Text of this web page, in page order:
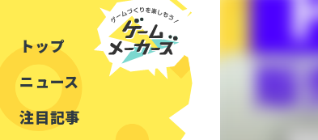
トップ
ニュース
注目記事
チュートリアル
ルールをつくる
見た目を良く
講演レポート
フォートナイト
マインクラフト
公開資料まとめ
イベントレポ
アセットレビ